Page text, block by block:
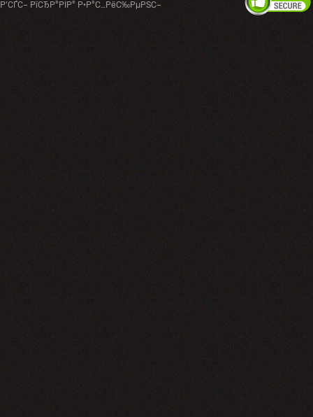
Р’СЃС– РїСЂР°РІР° Р·Р°С…РёС‰РµРЅС–